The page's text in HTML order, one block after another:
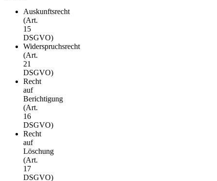
Auskunftsrecht
(Art.
15
DSGVO)
Widerspruchsrecht
(Art.
21
DSGVO)
Recht
auf
Berichtigung
(Art.
16
DSGVO)
Recht
auf
Löschung
(Art.
17
DSGVO)